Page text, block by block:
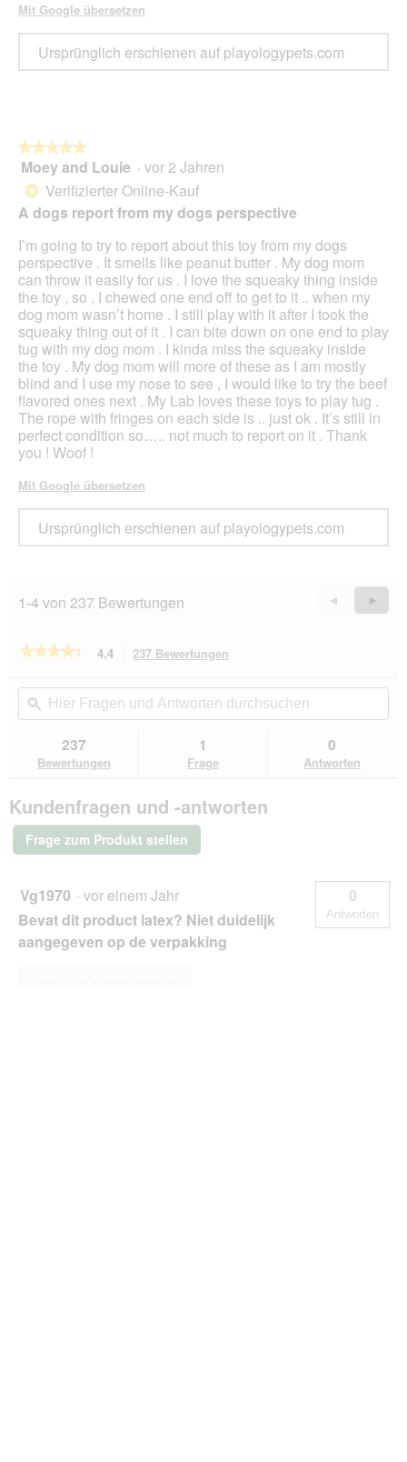
Mit Google übersetzen
Ursprünglich erschienen auf playologypets.com
★★★★★
★★★★★
5
von
Sternen.
Moey and Louie · vor 2 Jahren
* Verifizierter Online-Kauf
A dogs report from my dogs perspective
I’m going to try to report about this toy from my dogs
perspective . It smells like peanut butter . My dog mom
can throw it easily for us . I love the squeaky thing inside
the toy , so , I chewed one end off to get to it .. when my
dog mom wasn’t home . I still play with it after I took the
squeaky thing out of it . I can bite down on one end to play
tug with my dog mom . I kinda miss the squeaky inside
the toy . My dog mom will more of these as I am mostly
blind and I use my nose to see , I would like to try the beef
flavored ones next . My Lab loves these toys to play tug .
The rope with fringes on each side is .. just ok . It’s still in
perfect condition so….. not much to report on it . Thank
you ! Woof !
Mit Google übersetzen
Ursprünglich erschienen auf playologypets.com
1-4 von 237 Bewertungen
Zurück
Reviews
◄
Weiter
►
★★★★★
★★★★★
5
lesen
Playology
Chew
Stick
S
4.4 237 Bewertungen
Aktion
navigierst
du
Bewertungen.
Hier
Fragen
und
Antworten
durchsuchen
ϙ
237
Bewertungen
1
Frage
0
Antworten
Kundenfragen und -antworten
Frage zum Produkt stellen
Vg1970 · vor einem Jahr
Bevat dit product latex? Niet duidelijk
aangegeven op de verpakking
0
Antworten